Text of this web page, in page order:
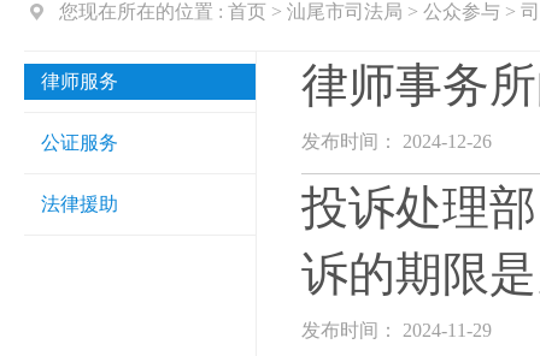
您现在所在的位置 : 首页 > 汕尾市司法局 > 公众参与 >
律师服务
公证服务
法律援助
律师事务
发布时间： 2024-12-26
投诉处理
诉的期限
发布时间： 2024-11-29